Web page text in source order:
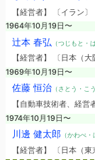
【経営者】 〔イラン〕
1964年10月19日〜
辻本 春弘 （つじもと・
【経営者】 〔日本（
1969年10月19日〜
佐藤 恒治（さとう・こう
【自動車技術者、経
1974年10月19日〜
川邊 健太郎（かわべ・
【経営者】 〔日本（